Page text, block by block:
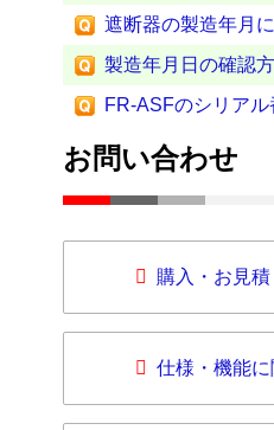
遮断器の製造年月
製造年月日の確認
FR-ASFのシリア
お問い合わせ
購入・お見
仕様・機能